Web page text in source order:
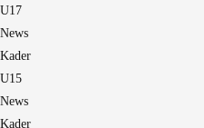
U17
News
Kader
U15
News
Kader